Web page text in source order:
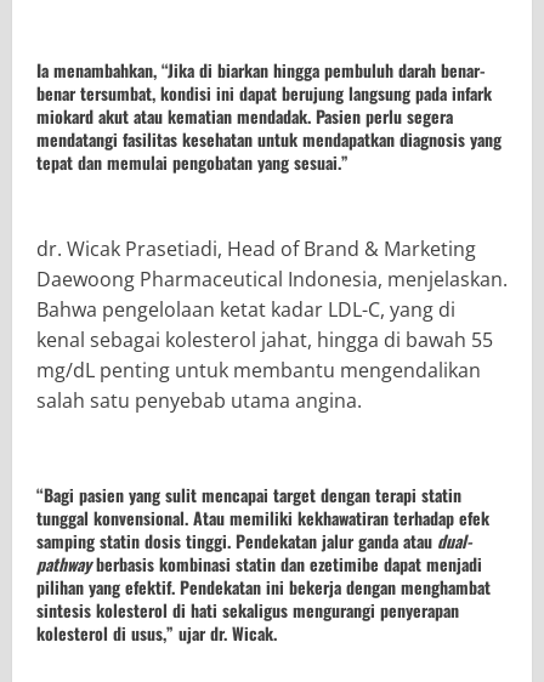
Ia menambahkan, “Jika di biarkan hingga pembuluh darah benar-
benar tersumbat, kondisi ini dapat berujung langsung pada infark
miokard akut atau kematian mendadak. Pasien perlu segera
mendatangi fasilitas kesehatan untuk mendapatkan diagnosis yang
tepat dan memulai pengobatan yang sesuai.”
dr. Wicak Prasetiadi, Head of Brand & Marketing
Daewoong Pharmaceutical Indonesia, menjelaskan.
Bahwa pengelolaan ketat kadar LDL-C, yang di
kenal sebagai kolesterol jahat, hingga di bawah 55
mg/dL penting untuk membantu mengendalikan
salah satu penyebab utama angina.
“Bagi pasien yang sulit mencapai target dengan terapi statin
tunggal konvensional. Atau memiliki kekhawatiran terhadap efek
samping statin dosis tinggi. Pendekatan jalur ganda atau dual-
pathwayberbasis kombinasi statin dan ezetimibe dapat menjadi
pilihan yang efektif. Pendekatan ini bekerja dengan menghambat
sintesis kolesterol di hati sekaligus mengurangi penyerapan
kolesterol di usus,” ujar dr. Wicak.